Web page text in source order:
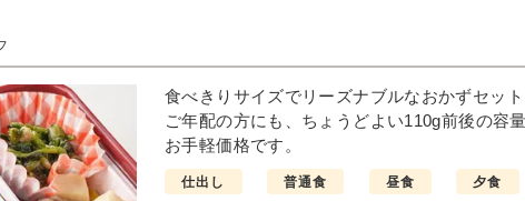
プラスのメニュー例
の味噌炒め 豆腐ハンバ
カニ風味サラダ
大根と椎茸の煮物
食べきりサイズでリーズナブルなおかずセッ
ご年配の方にも、ちょうどよい110g前後の容
お手軽価格です。
仕出し 普通食 昼食 夕食